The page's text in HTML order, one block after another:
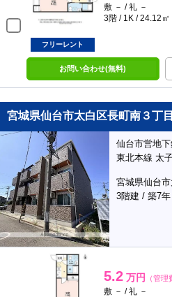
敷 － / 礼 －
3階 / 1K / 24.12㎡
フリーレント
お問い合わせ(無料)
宮城県仙台市太白区長町南３丁目
仙台市営地
東北本線 太
宮城県仙台
3階建 / 築7年
5.2 万円 （管理
敷 － / 礼 －